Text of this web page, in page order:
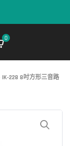
0
IK-228 8吋方形三音路